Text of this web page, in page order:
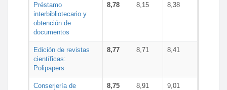
Préstamo
interbibliotecario y
obtención de
documentos
8,78 8,15 8,38
Edición de revistas
científicas:
Polipapers
8,77 8,71 8,41
Conserjería de
8,75 8,91 9,01